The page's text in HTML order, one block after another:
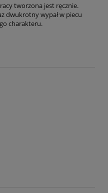
tworzona jest ręcznie.
dwukrotny wypał w piecu
charakteru.